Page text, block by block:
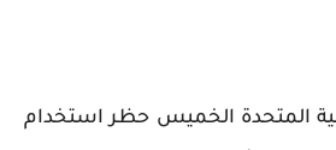
المتحدة الخميس حظر استخدام